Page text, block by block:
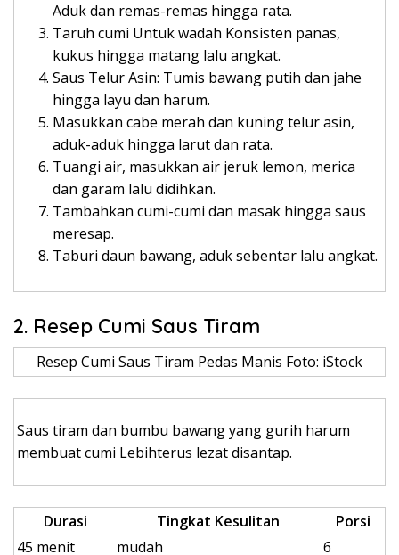
Aduk dan remas-remas hingga rata.
Taruh cumi Untuk wadah Konsisten panas,
kukus hingga matang lalu angkat.
Saus Telur Asin: Tumis bawang putih dan jahe
hingga layu dan harum.
Masukkan cabe merah dan kuning telur asin,
aduk-aduk hingga larut dan rata.
Tuangi air, masukkan air jeruk lemon, merica
dan garam lalu didihkan.
Tambahkan cumi-cumi dan masak hingga saus
meresap.
Taburi daun bawang, aduk sebentar lalu angkat.
2. Resep Cumi Saus Tiram
Resep Cumi Saus Tiram Pedas Manis Foto: iStock
Saus tiram dan bumbu bawang yang gurih harum
membuat cumi Lebihterus lezat disantap.
Durasi Tingkat Kesulitan
Porsi
45 menit
mudah 6